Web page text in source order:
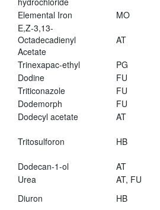
Elemental Iron
MO
E,Z-3,13-
Octadecadienyl
Acetate
AT
Trinexapac-ethyl PG
Dodine
FU
Triticonazole
FU
Dodemorph
FU
Dodecyl acetate
AT
Tritosulforon HB
Dodecan-1-ol
AT
Urea
AT, FU
Diuron
HB